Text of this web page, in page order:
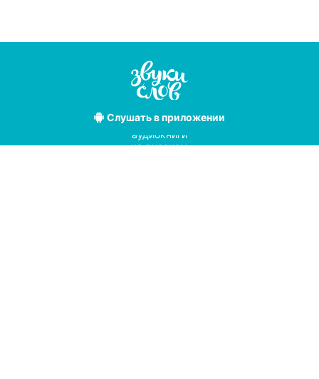
Слушатьв приложении
Лучшие
аудиокниги
на русском